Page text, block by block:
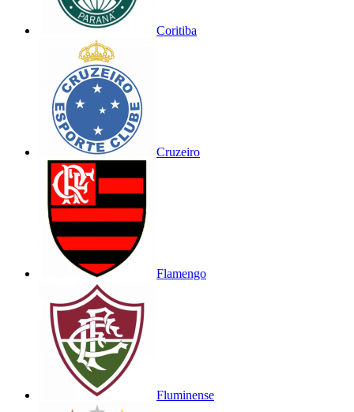
Coritiba
Cruzeiro
Flamengo
Fluminense